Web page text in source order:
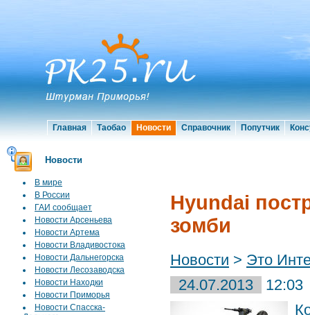
Главная Таобао Новости Справочник Попутчик
Новости
В мире
В России
ГАИ сообщает
Новости Арсеньева
Новости Артема
Новости Владивостока
Новости Дальнегорска
Новости Лесозаводска
Новости Находки
Новости Приморья
Новости Спасска-
Hyundai
зомби
Новости > Это
24.07.2013
12:03